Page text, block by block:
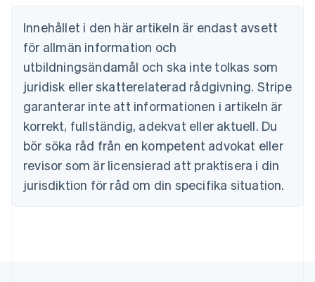
Innehållet i den här artikeln är endast avsett
för allmän information och
utbildningsändamål och ska inte tolkas som
juridisk eller skatterelaterad rådgivning. Stripe
garanterar inte att informationen i artikeln är
korrekt, fullständig, adekvat eller aktuell. Du
bör söka råd från en kompetent advokat eller
revisor som är licensierad att praktisera i din
jurisdiktion för råd om din specifika situation.
Brasilien
PortuguêsEnglish
Bulgarien
English
Cypern
Danmark
English
Estland
English
Fastlandskina
简体中文English
EnglishSvenska
Frankrike